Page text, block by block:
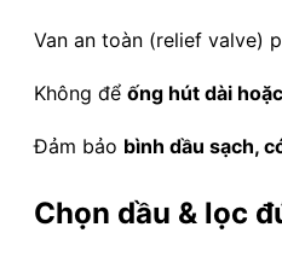
Van an toàn (relief valve)
Không để ống hút dài
Đảm bảo bình dầu sạch,
Chọn dầu & lọc